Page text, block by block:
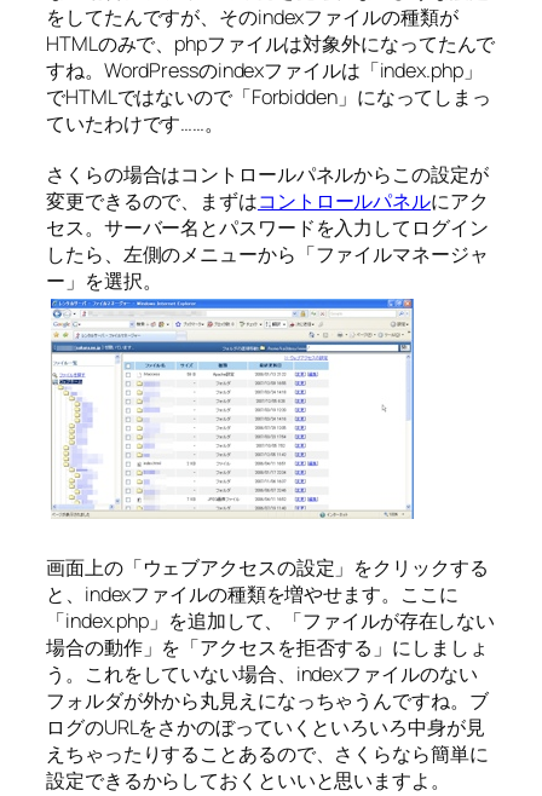
をしてたんですが、そのindexファイルの種類が
HTMLのみで、phpファイルは対象外になってたんで
すね。WordPressのindexファイルは「index.php」
でHTMLではないので「Forbidden」になってしまっ
ていたわけです……。
さくらの場合はコントロールパネルからこの設定が
変更できるので、まずはコントロールパネルにアク
セス。サーバー名とパスワードを入力してログイン
したら、左側のメニューから「ファイルマネージャ
ー」を選択。
画面上の「ウェブアクセスの設定」をクリックする
と、indexファイルの種類を増やせます。ここに
「index.php」を追加して、「ファイルが存在しない
場合の動作」を「アクセスを拒否する」にしましょ
う。これをしていない場合、indexファイルのない
フォルダが外から丸見えになっちゃうんですね。ブ
ログのURLをさかのぼっていくといろいろ中身が見
えちゃったりすることあるので、さくらなら簡単に
設定できるからしておくといいと思いますよ。